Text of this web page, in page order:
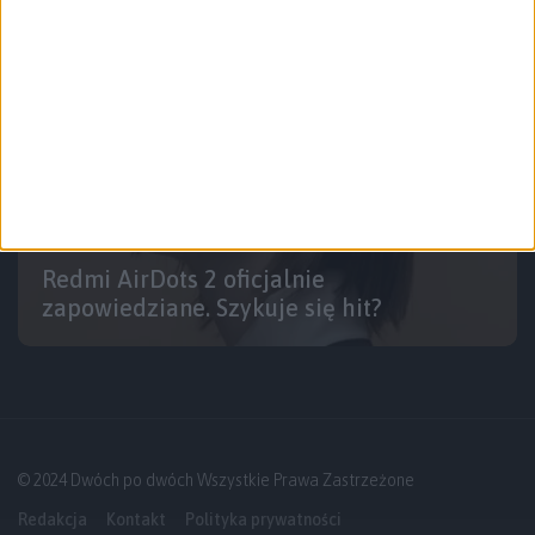
Redmi AirDots 2 oficjalnie
zapowiedziane. Szykuje się hit?
© 2024 Dwóch po dwóch Wszystkie Prawa Zastrzeżone
Redakcja Kontakt Polityka prywatności